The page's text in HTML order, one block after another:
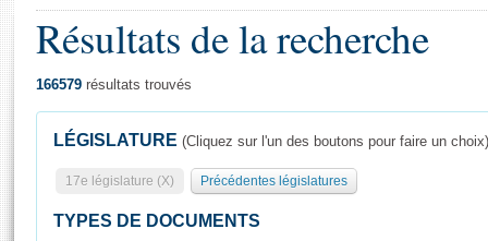
Présidence
Séance publique
Général
Rôle et pouvoirs de l'Assemblée
Visiter l'Assemblée
Résultats de la recherche
166579 résultats trouvés
LÉGISLATURE (Cliquez sur l'un des boutons pour faire un choix)
17e législature (X) Précédentes législatures
TYPES DE DOCUMENTS